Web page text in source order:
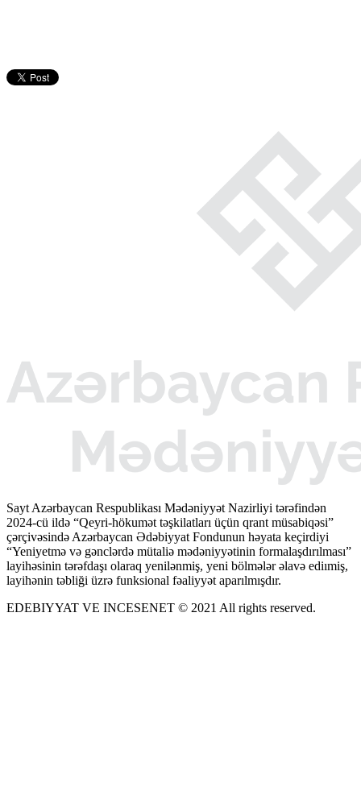
Sayt Azərbaycan Respublikası Mədəniyyət Nazirliyi tərəfindən
2024-cü ildə “Qeyri-hökumət təşkilatları üçün qrant müsabiqəsi”
çərçivəsində Azərbaycan Ədəbiyyat Fondunun həyata keçirdiyi
“Yeniyetmə və gənclərdə mütaliə mədəniyyətinin formalaşdırılması”
layihəsinin tərəfdaşı olaraq yenilənmiş, yeni bölmələr əlavə ediımiş,
layihənin təbliği üzrə funksional fəaliyyət aparılmışdır.
EDEBIYYAT VE INCESENET © 2021 All rights reserved.